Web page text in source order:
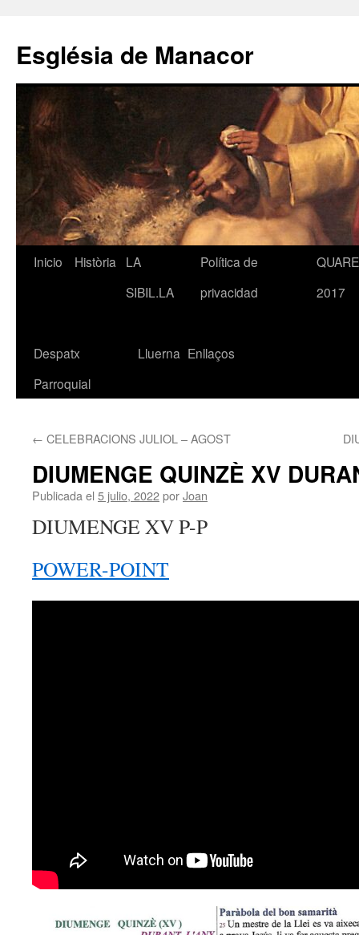
contenido
Església de Manacor
Inicio Història
LA
SIBIL.LA
Política de
privacidad
2017
Despatx
Parroquial
Lluerna Enllaços
← CELEBRACIONS JULIOL – AGOST
DIUMENGE QUINZÈ XV
Publicada el 5 julio, 2022porJoan
DIUMENGE XV P-P
POWER-POINT